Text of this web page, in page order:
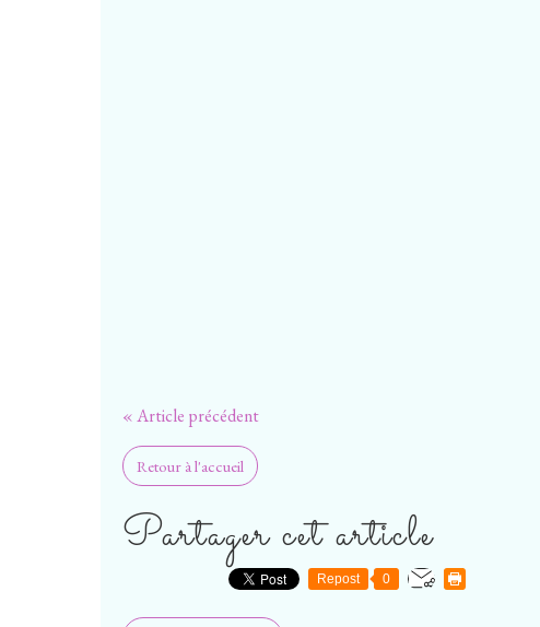
« Article précédent
Retour à l'accueil
Partager cet article
Repost 0